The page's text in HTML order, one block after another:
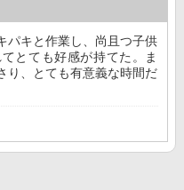
パキと作業し、尚且つ子供
とても好感が持てた。ま
り、とても有意義な時間だ